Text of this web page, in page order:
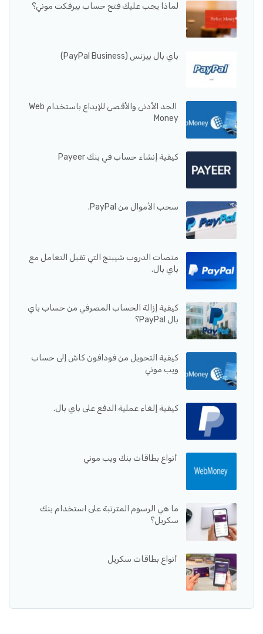
لماذا يجب عليك فتح حساب بيرفكت موني؟
باي بال بيزنس (PayPal Business)
الحد الأدنى والأقصى للإيداع باستخدام Web
Money
كيفية إنشاء حساب في بنك Payeer
سحب الأموال من PayPal.
منصات الدروب شيبنج التي تقبل التعامل مع
باي بال.
كيفية إزالة الحساب المصرفي من حساب باي
بال PayPal؟
كيفية التحويل من فودافون كاش إلى حساب
ويب موني
كيفية إلغاء عملية الدفع على باي بال.
أنواع بطاقات بنك ويب موني
ما هي الرسوم المترتبة على استخدام بنك
سكريل؟
أنواع بطاقات سكريل